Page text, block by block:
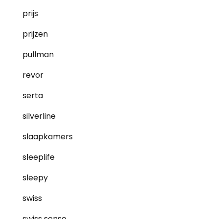
prijs
prijzen
pullman
revor
serta
silverline
slaapkamers
sleeplife
sleepy
swiss